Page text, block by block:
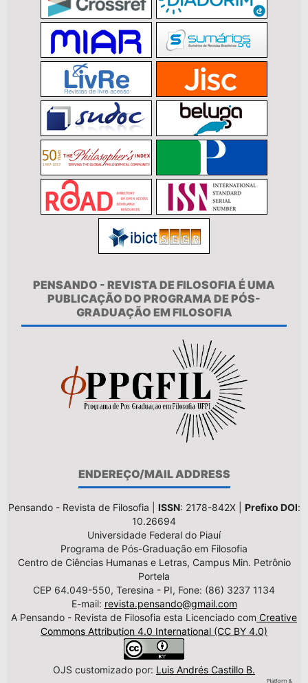
PENSANDO - REVISTA DE FILOSOFIA É UMA
PUBLICAÇÃO DO PROGRAMA DE PÓS-
GRADUAÇÃO EM FILOSOFIA
ENDEREÇO/MAIL ADDRESS
Pensando - Revista de Filosofia | ISSN: 2178-842X | Prefixo DOI:
10.26694
Universidade Federal do Piauí
Programa de Pós-Graduação em Filosofia
Centro de Ciências Humanas e Letras, Campus Min. Petrônio
Portela
CEP 64.049-550, Teresina - PI, Fone: (86) 3237 1134
E-mail: revista.pensando@gmail.com
A Pensando - Revista de Filosofia esta Licenciado com Creative
Commons Attribution 4.0 International (CC BY 4.0)
OJS customizado por: Luis Andrés Castillo B.